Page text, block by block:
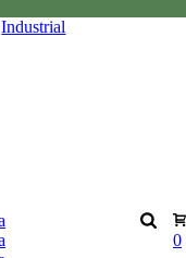
Industrial
0